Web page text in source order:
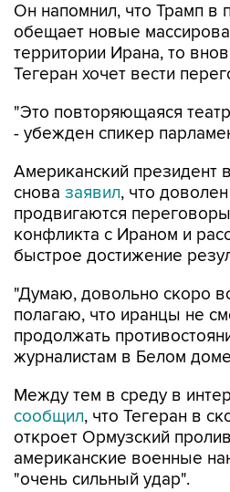
Он напомнил, что Трамп в
обещает новые
территории Ирана, то
Тегеран хочет вести
"Это повторяющаяся
- убежден спикер
Американский президент
снова заявил, что
продвигаются
конфликта с Ираном и
быстрое достижение
"Думаю, довольно скоро
полагаю, что иранцы не
продолжать
журналистам в Белом
Между тем в среду в
сообщил, что Тегеран в
откроет Ормузский
американские военные
"очень сильный удар".